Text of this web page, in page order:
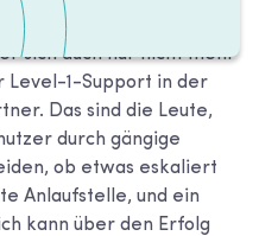
sich auch nur nicht mehr
1-Support in der
Das sind die Leute,
durch gängige
ob etwas eskaliert
Anlaufstelle, und ein
kann über den Erfolg